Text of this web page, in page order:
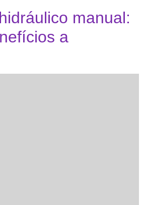
manual:
a